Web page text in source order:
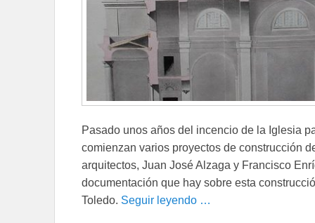
Pasado unos años del incencio de la Iglesia
comienzan varios proyectos de construcción
arquitectos, Juan José Alzaga y Francisco
documentación que hay sobre esta
Toledo. Seguir leyendo …